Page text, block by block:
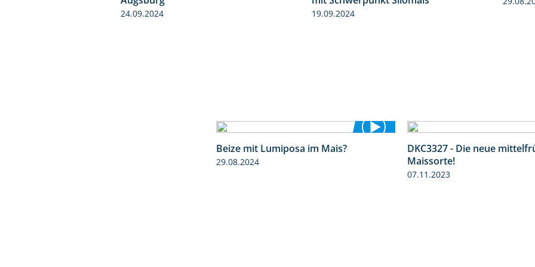
24.09.2024 19.09.2024
Beize mit Lumiposa im Mais?
29.08.2024
DKC3327 - Die neue
Maissorte!
07.11.2023